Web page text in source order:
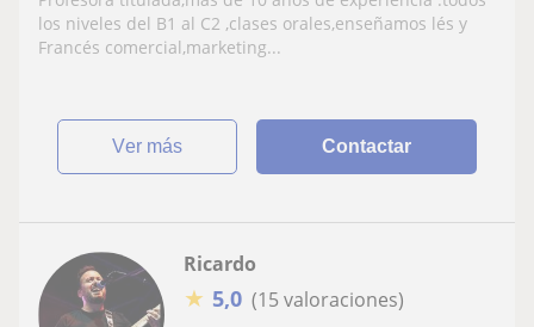
los niveles del B1 al C2 ,clases orales,enseñamos lés y
Francés comercial,marketing...
ver más Contactar
Ricardo
★ 5,0 (15 valoraciones)